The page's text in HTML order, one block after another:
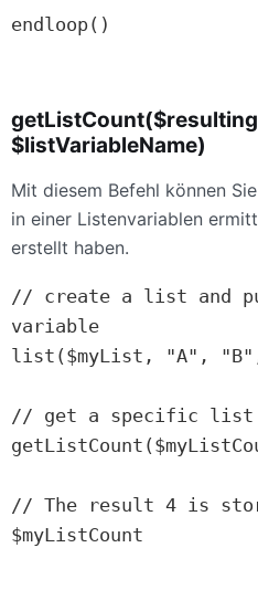
endloop()
$listVariableName)
Mit diesem Befehl können
in einer Listenvariablen
erstellt haben.
// create a list and
variable
list($myList, "A",
// get a specific list
// The result 4 is
$myListCount